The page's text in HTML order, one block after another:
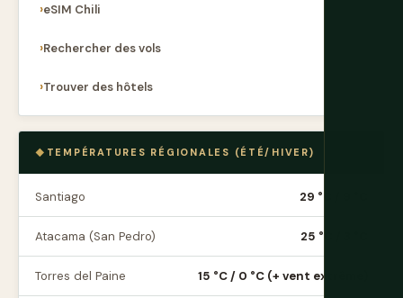
eSIM Chili
Rechercher des vols
Trouver des hôtels
TEMPÉRATURES RÉGIONALES (ÉTÉ/HIVER)
Santiago 29 °C / 9 °C
Atacama (San Pedro) 25 °C / 3 °C
Torres del Paine 15 °C / 0 °C (+ vent extrême)